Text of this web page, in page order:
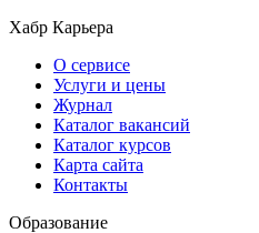
Хабр Карьера
О сервисе
Услуги и цены
Журнал
Каталог вакансий
Каталог курсов
Карта сайта
Контакты
Образование